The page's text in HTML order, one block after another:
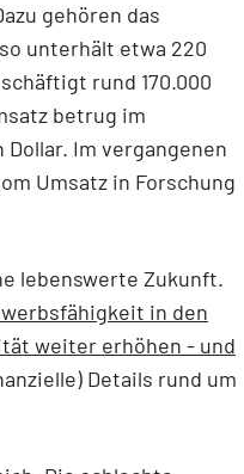
gehören das
unterhält etwa 220
rund 170.000
betrug im
Dollar. Im vergangenen
Umsatz in Forschung
lebenswerte Zukunft.
in den
weiter erhöhen - und
Details rund um